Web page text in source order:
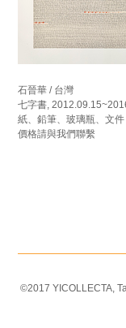
石晉華 / 台灣
七字書,
紙、鉛筆、玻璃瓶、文
價格請與我們聯繫
©2017 YICOLLECTA,